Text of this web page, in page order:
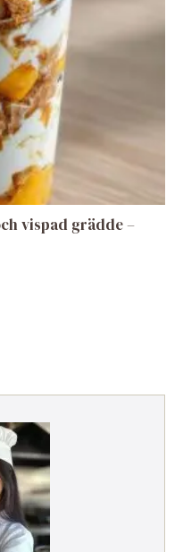
vispad grädde –